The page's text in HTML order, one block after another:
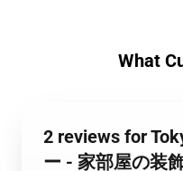
What
2 reviews for
ー - 家部屋の装